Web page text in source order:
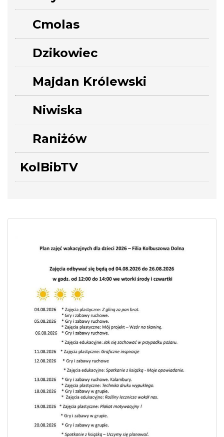
Cmolas
Dzikowiec
Majdan Królewski
Niwiska
Raniżów
KolBibTV